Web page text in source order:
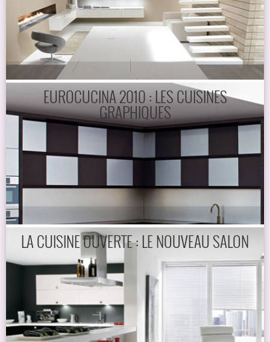
EUROCUCINA 2010 : LES CUISINES
GRAPHIQUES
LA CUISINE OUVERTE : LE NOUVEAU SALON